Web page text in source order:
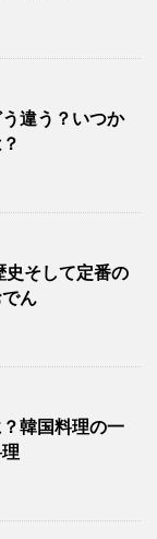
違う？いつか
史そして定番の
ん
韓国料理の一